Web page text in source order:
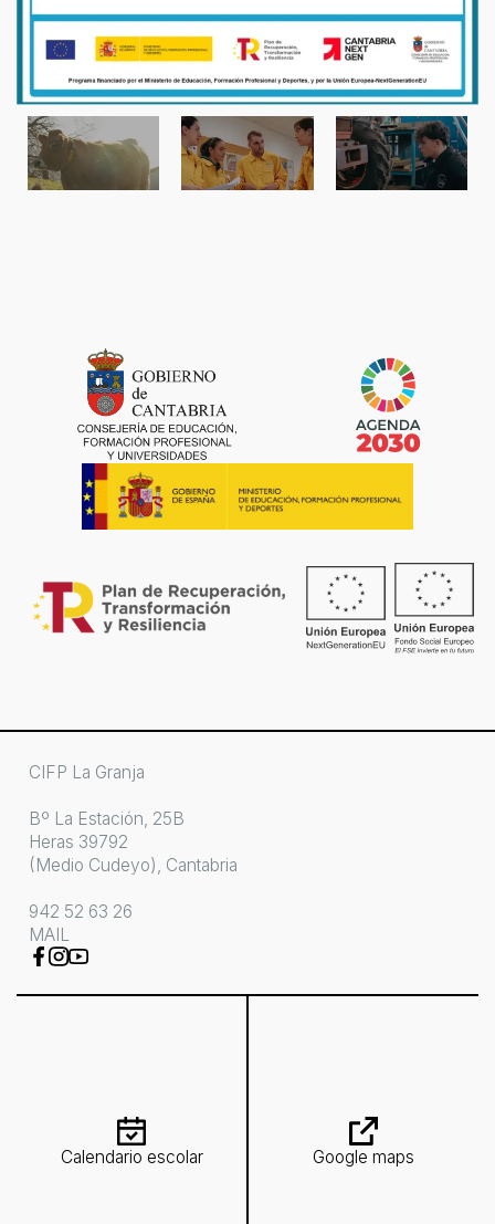
CIFP La Granja
Bº La Estación, 25B
Heras 39792
(Medio Cudeyo), Cantabria
942 52 63 26
MAIL
Calendario escolar Google maps